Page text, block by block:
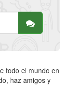
todo el mundo en
haz amigos y